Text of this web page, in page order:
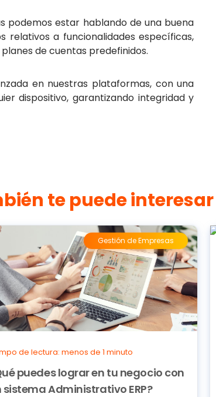
estar hablando de una buena
relativos a funcionalidades específicas,
de cuentas predefinidos.
en nuestras plataformas, con una
dispositivo, garantizando integridad y
te puede interesar
Gestión de Empresas
de lectura: menos de 1 minuto
puedes lograr en tu negocio con
sistema Administrativo ERP?